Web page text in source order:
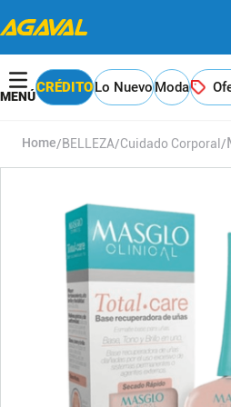
CRÉDITOLo NuevoModa
BELLEZA Cuidado Corporal